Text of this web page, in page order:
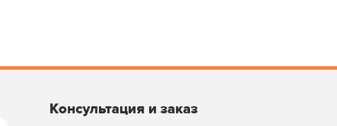
Консультация и заказ